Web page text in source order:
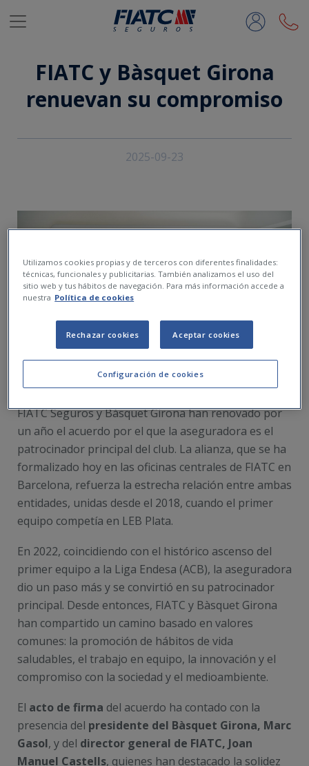
Saltar al contenido principal
FIATC y Bàsquet Girona
renuevan su compromiso
2025-09-23
FIATC Seguros y Bàsquet Girona han renovado por
un año el acuerdo por el que la aseguradora es el
patrocinador principal del club. La alianza, que se ha
formalizado hoy en las oficinas centrales de FIATC en
Barcelona, refuerza la estrecha relación entre ambas
entidades, unidas desde el 2018, cuando el primer
equipo competía en LEB Plata.
En 2022, coincidiendo con el histórico ascenso del
primer equipo a la Liga Endesa (ACB), la aseguradora
dio un paso más y se convirtió en su patrocinador
principal. Desde entonces, FIATC y Bàsquet Girona
han compartido un camino basado en valores
comunes: la promoción de hábitos de vida
saludables, el trabajo en equipo, la innovación y el
compromiso con la sociedad y el medioambiente.
El acto de firma del acuerdo ha contado con la
presencia del presidente del Bàsquet Girona, Marc
Gasol, y del director general de FIATC, Joan
Manuel Castells, quienes han destacado la solidez
Utilizamos cookies propias y de terceros con diferentes finalidades:
técnicas, funcionales y publicitarias. También analizamos el uso del
sitio web y tus hábitos de navegación. Para más información accede a
nuestra Política de cookies
Configuración de cookies
Rechazar cookies Aceptar cookies